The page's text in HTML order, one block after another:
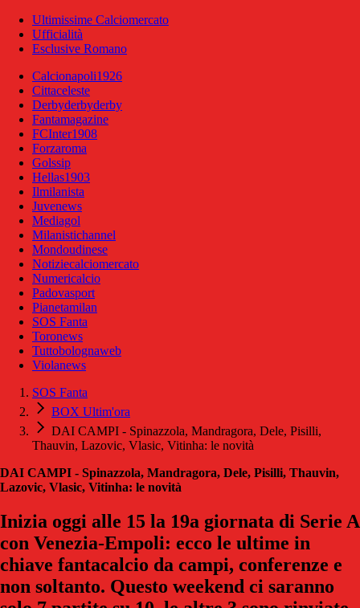
Ultimissime Calciomercato
Ufficialità
Esclusive Romano
Calcionapoli1926
Cittaceleste
Derbyderbyderby
Fantamagazine
FCInter1908
Forzaroma
Golssip
Hellas1903
Ilmilanista
Juvenews
Mediagol
Milanistichannel
Mondoudinese
Notiziecalciomercato
Numericalcio
Padovasport
Pianetamilan
SOS Fanta
Toronews
Tuttobolognaweb
Violanews
SOS Fanta
BOX Ultim'ora
DAI CAMPI - Spinazzola, Mandragora, Dele, Pisilli,
Thauvin, Lazovic, Vlasic, Vitinha: le novità
DAI CAMPI - Spinazzola, Mandragora, Dele, Pisilli, Thauvin,
Lazovic, Vlasic, Vitinha: le novità
Inizia oggi alle 15 la 19a giornata di Serie A
con Venezia-Empoli: ecco le ultime in
chiave fantacalcio da campi, conferenze e
non soltanto. Questo weekend ci saranno